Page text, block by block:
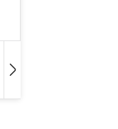
Hangoskönyv